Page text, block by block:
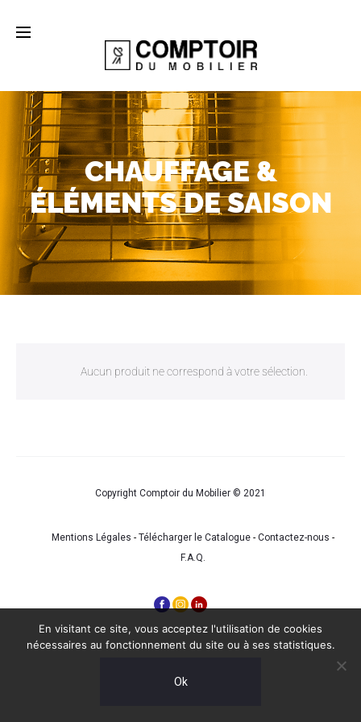
CHAUFFAGE &
ÉLÉMENTS DE SAISON
Aucun produit ne correspond à votre sélection.
Copyright Comptoir du Mobilier © 2021
Mentions Légales - Télécharger le Catalogue- Contactez-nous -
F.A.Q.
En visitant ce site, vous acceptez l'utilisation de cookies
nécessaires au fonctionnement du site ou à ses statistiques.
Ok